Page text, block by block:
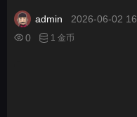
admin
2026-06-02
0
1 金币